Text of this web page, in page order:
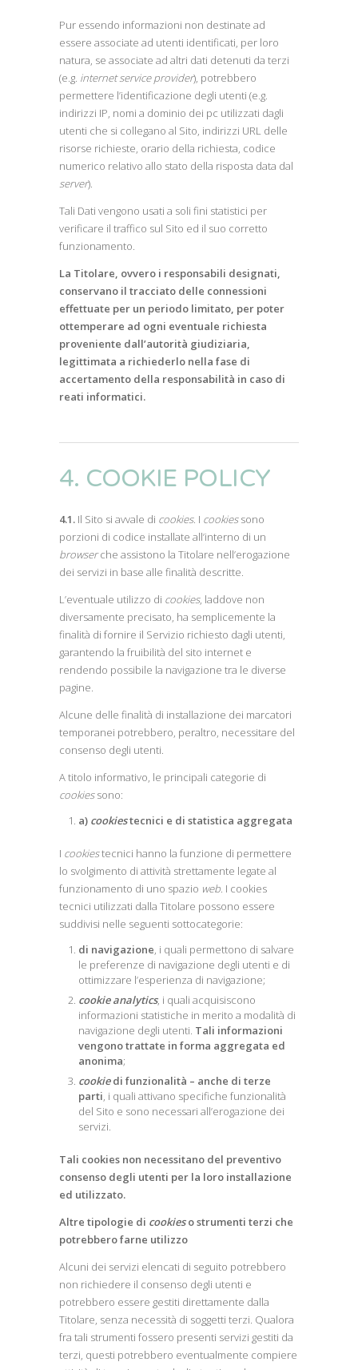
Pur essendo informazioni non destinate ad
essere associate ad utenti identificati, per loro
natura, se associate ad altri dati detenuti da terzi
(e.g. internet service provider), potrebbero
permettere l’identificazione degli utenti (e.g.
indirizzi IP, nomi a dominio dei pc utilizzati dagli
utenti che si collegano al Sito, indirizzi URL delle
risorse richieste, orario della richiesta, codice
numerico relativo allo stato della risposta data dal
server).
Tali Dati vengono usati a soli fini statistici per
verificare il traffico sul Sito ed il suo corretto
funzionamento.
La Titolare, ovvero i responsabili designati,
conservano il tracciato delle connessioni
effettuate per un periodo limitato, per poter
ottemperare ad ogni eventuale richiesta
proveniente dall’autorità giudiziaria,
legittimata a richiederlo nella fase di
accertamento della responsabilità in caso di
reati informatici.
4. COOKIE POLICY
4.1. Il Sito si avvale di cookies. I cookiessono
porzioni di codice installate all’interno di un
browserche assistono la Titolare nell’erogazione
dei servizi in base alle finalità descritte.
L’eventuale utilizzo di cookies, laddove non
diversamente precisato, ha semplicemente la
finalità di fornire il Servizio richiesto dagli utenti,
garantendo la fruibilità del sito internet e
rendendo possibile la navigazione tra le diverse
pagine.
Alcune delle finalità di installazione dei marcatori
temporanei potrebbero, peraltro, necessitare del
consenso degli utenti.
A titolo informativo, le principali categorie di
cookiessono:
a) cookiestecnici e di statistica aggregata
I cookiestecnici hanno la funzione di permettere
lo svolgimento di attività strettamente legate al
funzionamento di uno spazio web. I cookies
tecnici utilizzati dalla Titolare possono essere
suddivisi nelle seguenti sottocategorie:
di navigazione, i quali permettono di salvare
le preferenze di navigazione degli utenti e di
ottimizzare l’esperienza di navigazione;
cookie analytics, i quali acquisiscono
informazioni statistiche in merito a modalità di
navigazione degli utenti. Tali informazioni
vengono trattate in forma aggregata ed
anonima;
cookiedi funzionalità – anche di terze
parti, i quali attivano specifiche funzionalità
del Sito e sono necessari all’erogazione dei
servizi.
Tali cookies non necessitano del preventivo
consenso degli utenti per la loro installazione
ed utilizzato.
Altre tipologie di cookieso strumenti terzi che
potrebbero farne utilizzo
Alcuni dei servizi elencati di seguito potrebbero
non richiedere il consenso degli utenti e
potrebbero essere gestiti direttamente dalla
Titolare, senza necessità di soggetti terzi. Qualora
fra tali strumenti fossero presenti servizi gestiti da
terzi, questi potrebbero eventualmente compiere